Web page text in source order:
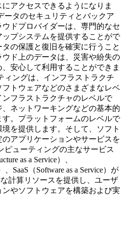
アクセスできるようになりま
ータのセキュリティとバックア
ドプロバイダーは、専門的なセ
プシステムを提供することがで
の保護と復旧を確実に行うこと
ド上のデータは、災害や紛失の
安心して利用することができま
ィングは、インフラストラクチ
トウェアなどのさまざまなレベ
フラストラクチャのレベルで
ネットワーキングなどの基本的
。プラットフォームのレベルで
を提供します。そして、ソフト
アプリケーションやサービスを
ピューティングの主なサービス
as a Service）、
、SaaS（Software as a Service）が
計算リソースを提供し、ユーザ
やソフトウェアを構築および実